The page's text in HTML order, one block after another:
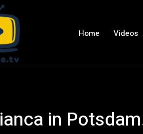
Home Videos
in